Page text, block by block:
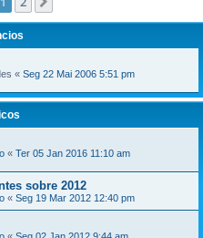
« Seg 22 Mai 2006 5:51 pm
« Ter 05 Jan 2016 11:10 am
sobre 2012
« Seg 19 Mar 2012 12:40 pm